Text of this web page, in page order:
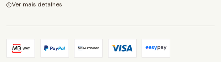
Ver mais detalhes